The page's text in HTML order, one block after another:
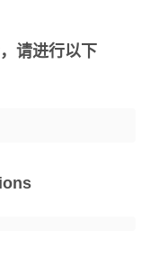
请进行以下